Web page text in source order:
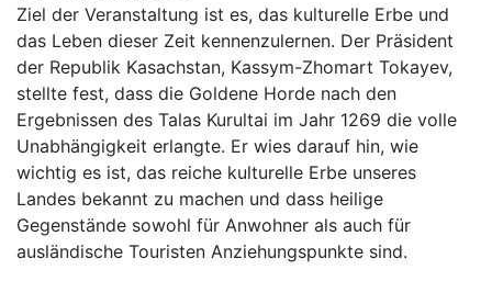
Ziel der Veranstaltung ist es, das kulturelle Erbe und
das Leben dieser Zeit kennenzulernen. Der Präsident
der Republik Kasachstan, Kassym-Zhomart Tokayev,
stellte fest, dass die Goldene Horde nach den
Ergebnissen des Talas Kurultai im Jahr 1269 die volle
Unabhängigkeit erlangte. Er wies darauf hin, wie
wichtig es ist, das reiche kulturelle Erbe unseres
Landes bekannt zu machen und dass heilige
Gegenstände sowohl für Anwohner als auch für
ausländische Touristen Anziehungspunkte sind.